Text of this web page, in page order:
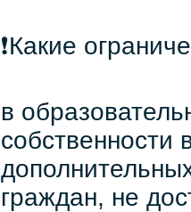
❗Какие
в
собственности
граждан, не